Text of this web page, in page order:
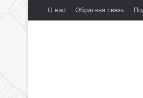
О нас Обратная связь